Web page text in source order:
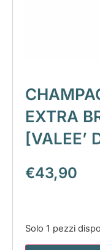
EXTRA
[VALEE’
€43,90
Solo 1 pezzi